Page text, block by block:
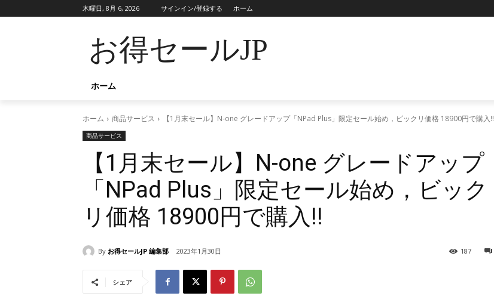
木曜日, 8月 6, 2026 サインイン/登録する ホーム
お得セールJP
ホーム
ホーム 商品サービス 【1月末セール】N-one グレードアップ「NPad Plus」限定セール始め，ビックリ価格 18900円で購入!!
商品サービス
【1月末セール】N-one グレードアップ
「NPad Plus」限定セール始め，ビック
リ価格 18900円で購入!!
By お得セールJP 編集部 2023年1月30日 187
シェア